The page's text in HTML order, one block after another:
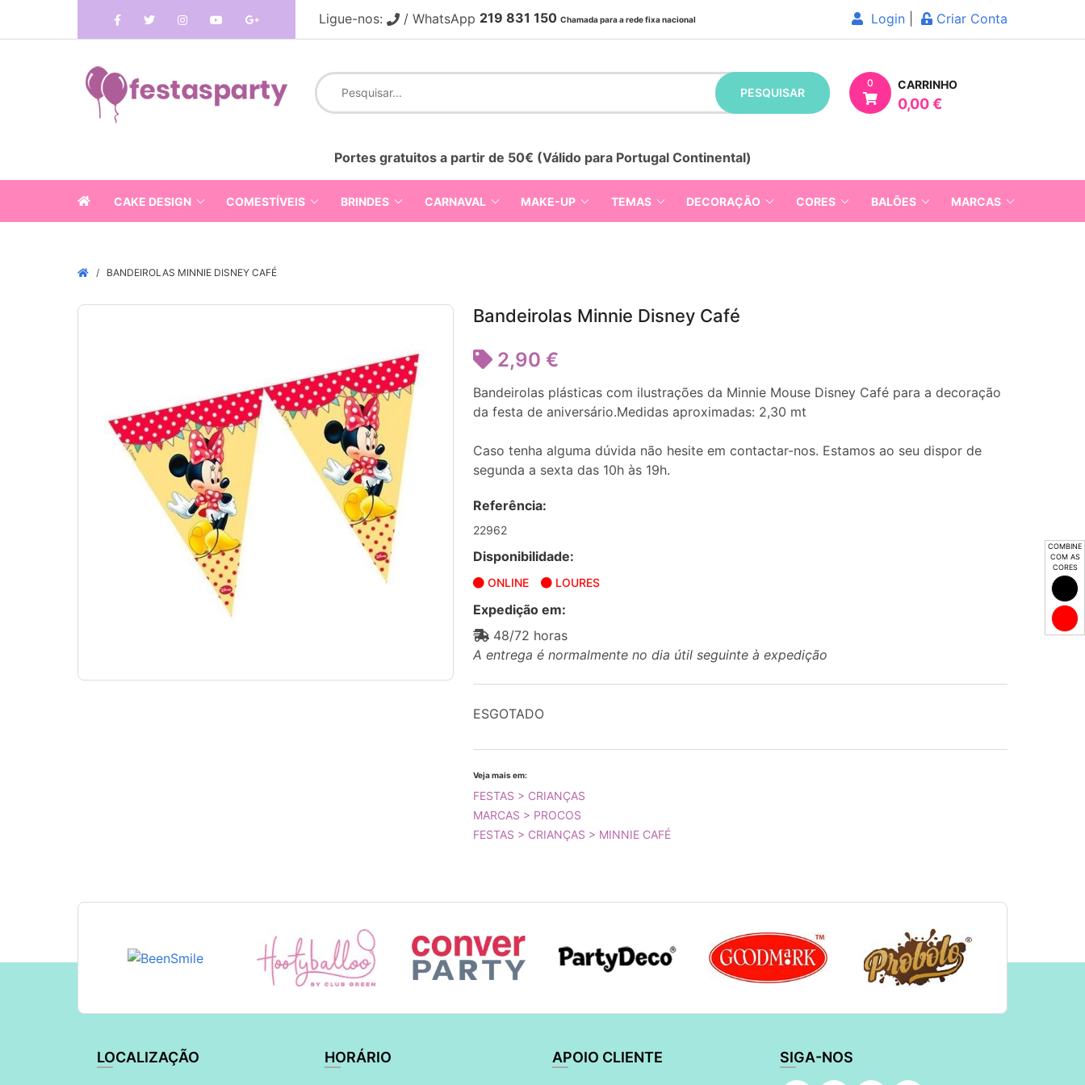
COMBINE
COM AS
CORES
Ligue-nos: / WhatsApp 219 831 150 Chamada para a rede fixa nacional Login Criar Conta
PESQUISAR
0 CARRINHO
0,00 €
Portes gratuitos a partir de 50€ (Válido para Portugal Continental)
CAKE DESIGN COMESTÍVEIS BRINDES CARNAVAL MAKE-UP TEMAS DECORAÇÃO CORES BALÕES MARCAS
BANDEIROLAS MINNIE DISNEY CAFÉ
Bandeirolas Minnie Disney Café
2,90 €
Bandeirolas plásticas com ilustrações da Minnie Mouse Disney Café para a decoração
da festa de aniversário.Medidas aproximadas: 2,30 mt
Caso tenha alguma dúvida não hesite em contactar-nos. Estamos ao seu dispor de
segunda a sexta das 10h às 19h.
Referência:
22962
Disponibilidade:
ONLINE LOURES
Expedição em:
48/72 horas
A entrega é normalmente no dia útil seguinte à expedição
ESGOTADO
Veja mais em:
FESTAS > CRIANÇAS
MARCAS > PROCOS
FESTAS > CRIANÇAS > MINNIE CAFÉ
LOCALIZAÇÃO HORÁRIO APOIO CLIENTE SIGA-NOS